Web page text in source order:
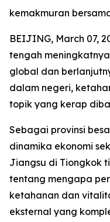
kemakmuran
BEIJING, March 07,
tengah
global dan
dalam negeri,
topik yang kerap
Sebagai provinsi
dinamika ekonomi
Jiangsu di Tiongkok
tentang mengapa
ketahanan dan
eksternal yang